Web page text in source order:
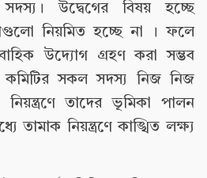
সদস্য। উদ্বেগের বিষয় হচ্ছে
নিয়মিত হচ্ছে না । ফলে
উদ্যোগ গ্রহণ করা সম্ভব
কমিটির সকল সদস্য নিজ নিজ
তাদের ভূমিকা পালন
তামাক নিয়ন্ত্রণে কাঙ্খিত লক্ষ্য